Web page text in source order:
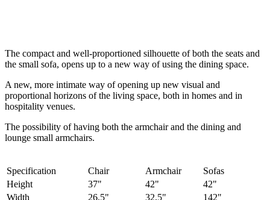
The compact and well-proportioned silhouette of both the seats and
the small sofa, opens up to a new way of using the dining space.
A new, more intimate way of opening up new visual and
proportional horizons of the living space, both in homes and in
hospitality venues.‎
The possibility of having both the armchair and the dining and
lounge small armchairs.
Specification Chair Armchair
Sofas
Height
37" 42"
42"
Width
26.5" 32.5"
142"